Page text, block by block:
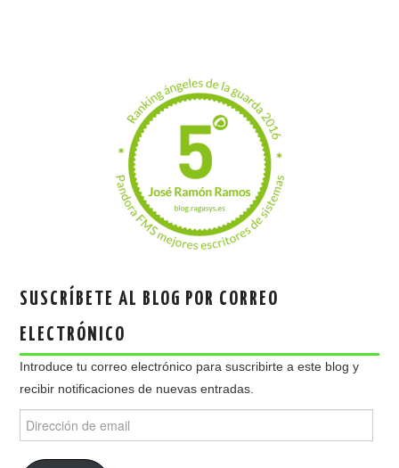
SUSCRÍBETE AL BLOG POR CORREO
ELECTRÓNICO
Introduce tu correo electrónico para suscribirte a este blog y
recibir notificaciones de nuevas entradas.
de